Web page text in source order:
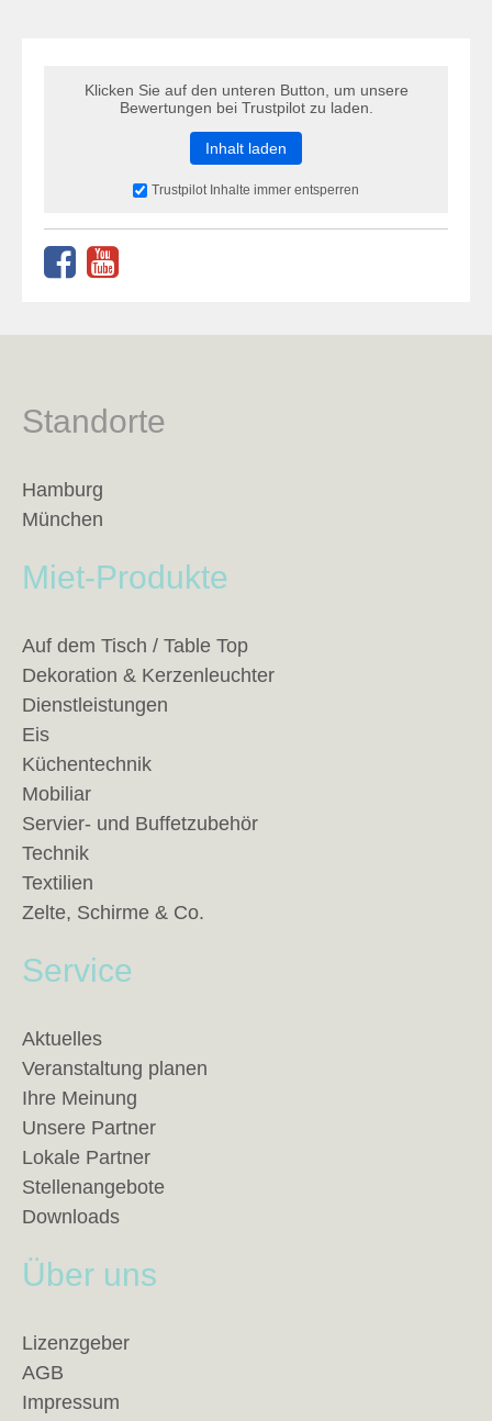
Klicken Sie auf den unteren Button, um unsere
Bewertungen bei Trustpilot zu laden.
Inhalt laden
Trustpilot Inhalte immer entsperren
Standorte
Hamburg
München
Miet-Produkte
Auf dem Tisch / Table Top
Dekoration & Kerzenleuchter
Dienstleistungen
Eis
Küchentechnik
Mobiliar
Servier- und Buffetzubehör
Technik
Textilien
Zelte, Schirme & Co.
Service
Aktuelles
Veranstaltung planen
Ihre Meinung
Unsere Partner
Lokale Partner
Stellenangebote
Downloads
Über uns
Lizenzgeber
AGB
Impressum